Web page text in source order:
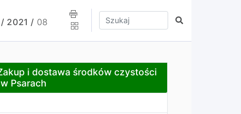
2021 / 08
Wpisz tekst do wyszukania
Szukaj
środków czystości do Urzędu Gminy w Psarach
Zakup i dostawa środków czystości
Psarach